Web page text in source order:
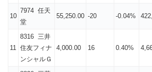
10
7974 任天
堂
55,250.00 -20 -0.04%
11
8316 三井
住友フィナ
ンシャルＧ
4,000.00 16 0.40%